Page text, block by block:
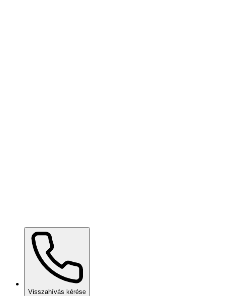
Ceramic Pro Care+kérésre
Visszahívás kérése